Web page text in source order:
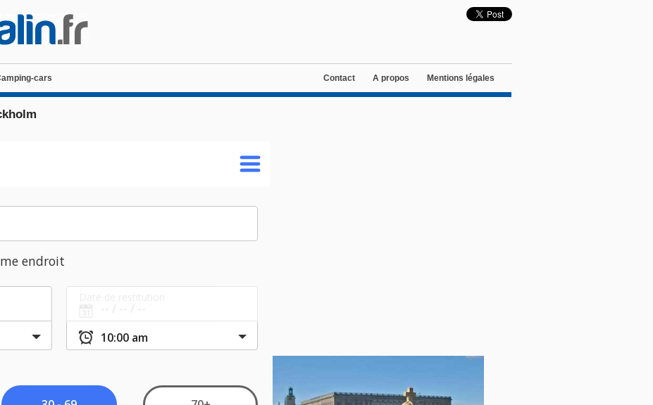
Mentions légales
A propos
cars Contact